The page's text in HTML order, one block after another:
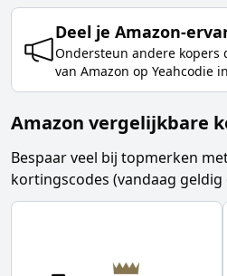
Deel je Amazon-
Ondersteun andere kopers
van Amazon op Yeahcodie
Amazon vergelijkbare
Bespaar veel bij topmerken
kortingscodes (vandaag geldig